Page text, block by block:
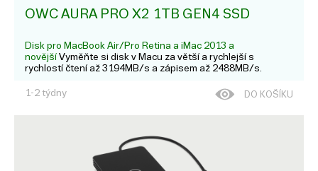
OWC AURA PRO X2 1TB GEN4 SSD
Disk pro MacBook Air/Pro Retina a iMac 2013 a
novější Vyměňte si disk v Macu za větší a rychlejší s
rychlostí čtení až 3194MB/s a zápisem až 2488MB/s.
1-2 týdny DO KOŠÍKU